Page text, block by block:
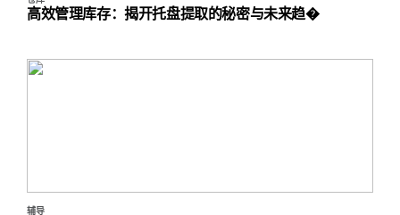
高效管理库存：揭开托盘提取的秘密与未来趋�
辅导